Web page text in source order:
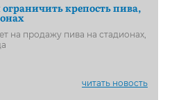
крепость пива,
на продажу пива на стадионах,
читать новость